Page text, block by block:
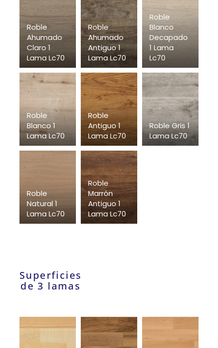
Roble
Ahumado
Claro 1
Lama Lc70
Roble
Ahumado
Antiguo 1
Lama Lc70
Roble
Blanco
Decapado
1 Lama
Lc70
Roble
Blanco 1
Lama Lc70
Roble
Antiguo 1
Lama Lc70
Roble Gris 1
Lama Lc70
Roble
Natural 1
Lama Lc70
Roble
Marrón
Antiguo 1
Lama Lc70
Superficies
de 3 lamas